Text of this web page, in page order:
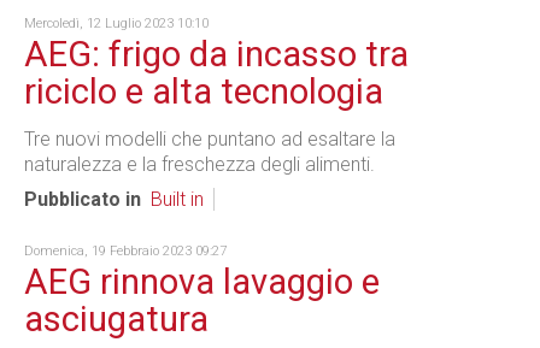
Mercoledì, 12 Luglio 2023 10:10
AEG: frigo da incasso tra
riciclo e alta tecnologia
Tre nuovi modelli che puntano ad esaltare la
naturalezza e la freschezza degli alimenti.
Pubblicato in Built in
Domenica, 19 Febbraio 2023 09:27
AEG rinnova lavaggio e
asciugatura